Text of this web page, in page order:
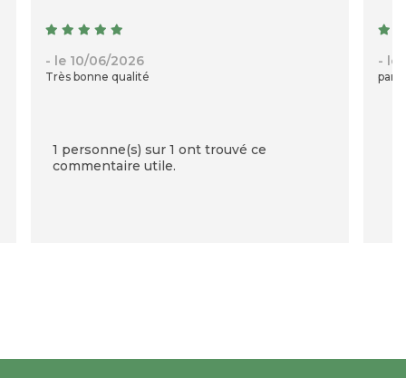
- le 10/06/2026
Très bonne qualité
1 personne(s) sur 1 ont trouvé ce
commentaire utile.
- le